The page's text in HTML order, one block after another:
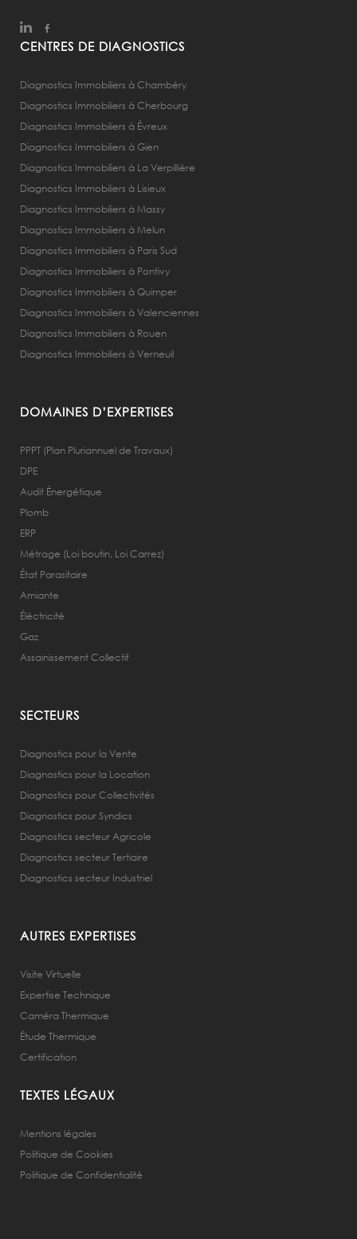
CENTRES DE DIAGNOSTICS
Diagnostics Immobiliers à Chambéry
Diagnostics Immobiliers à Cherbourg
Diagnostics Immobiliers à Évreux
Diagnostics Immobiliers à Gien
Diagnostics Immobiliers à La Verpillière
Diagnostics Immobiliers à Lisieux
Diagnostics Immobiliers à Massy
Diagnostics Immobiliers à Melun
Diagnostics Immobiliers à Paris Sud
Diagnostics Immobiliers à Pontivy
Diagnostics Immobiliers à Quimper
Diagnostics Immobiliers à Valenciennes
Diagnostics Immobiliers à Rouen
Diagnostics Immobiliers à Verneuil
DOMAINES D’EXPERTISES
PPPT (Plan Pluriannuel de Travaux)
DPE
Audit Énergétique
Plomb
ERP
Métrage (Loi boutin, Loi Carrez)
État Parasitaire
Amiante
Éléctricité
Gaz
Assainissement Collectif
SECTEURS
Diagnostics pour la Vente
Diagnostics pour la Location
Diagnostics pour Collectivités
Diagnostics pour Syndics
Diagnostics secteur Agricole
Diagnostics secteur Tertiaire
Diagnostics secteur Industriel
AUTRES EXPERTISES
Visite Virtuelle
Expertise Technique
Caméra Thermique
Étude Thermique
Certification
TEXTES LÉGAUX
Mentions légales
Politique de Cookies
Politique de Confidentialité